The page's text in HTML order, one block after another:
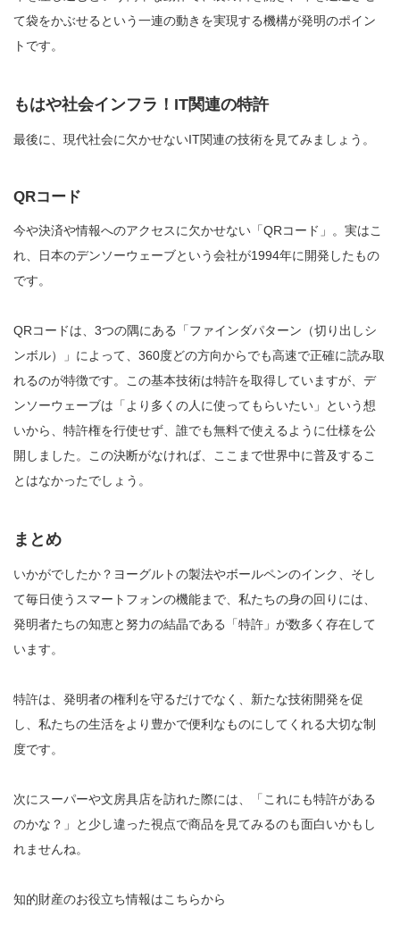
て袋をかぶせるという一連の動きを実現する機構が発明のポイン
トです。
もはや社会インフラ！IT関連の特許
最後に、現代社会に欠かせないIT関連の技術を見てみましょう。
QRコード
今や決済や情報へのアクセスに欠かせない「QRコード」。実はこ
れ、日本のデンソーウェーブという会社が1994年に開発したもの
です。
QRコードは、3つの隅にある「ファインダパターン（切り出しシ
ンボル）」によって、360度どの方向からでも高速で正確に読み取
れるのが特徴です。この基本技術は特許を取得していますが、デ
ンソーウェーブは「より多くの人に使ってもらいたい」という想
いから、特許権を行使せず、誰でも無料で使えるように仕様を公
開しました。この決断がなければ、ここまで世界中に普及するこ
とはなかったでしょう。
まとめ
いかがでしたか？ヨーグルトの製法やボールペンのインク、そし
て毎日使うスマートフォンの機能まで、私たちの身の回りには、
発明者たちの知恵と努力の結晶である「特許」が数多く存在して
います。
特許は、発明者の権利を守るだけでなく、新たな技術開発を促
し、私たちの生活をより豊かで便利なものにしてくれる大切な制
度です。
次にスーパーや文房具店を訪れた際には、「これにも特許がある
のかな？」と少し違った視点で商品を見てみるのも面白いかもし
れませんね。
知的財産のお役立ち情報はこちらから